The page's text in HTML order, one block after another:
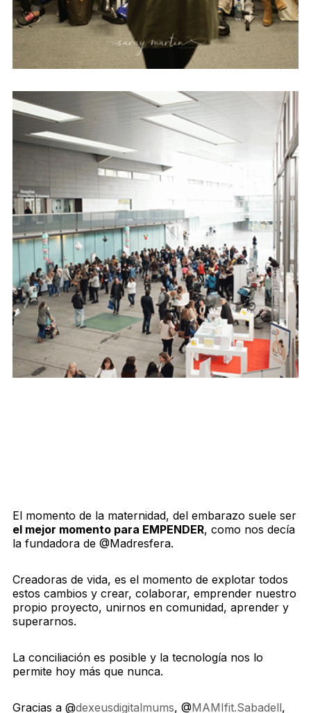
El momento de la maternidad, del embarazo suele ser
el mejor momento para EMPENDER, como nos decía
la fundadora de @Madresfera.
Creadoras de vida, es el momento de explotar todos
estos cambios y crear, colaborar, emprender nuestro
propio proyecto, unirnos en comunidad, aprender y
superarnos.
La conciliación es posible y la tecnología nos lo
permite hoy más que nunca.
Gracias a @dexeusdigitalmums, @MAMIfit.Sabadell,